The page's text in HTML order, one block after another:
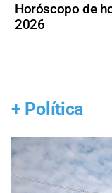
Horóscopo de
2026
+ Política